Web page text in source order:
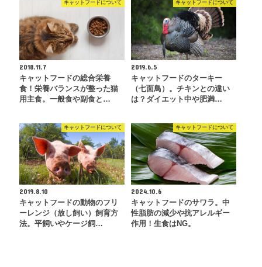
キャットフードについて
2018.11.7
キャットフードの総合栄養
食！栄養バランスが整った猫
用主食。一般食や副食と…
キャットフードについて
2019.6.5
キャットフードのターキー
（七面鳥）。チキンとの違い
は？ダイエット中や肥満…
キャットフードについて
2019.8.10
キャットフードの動物のフリ
ーレンジ（放し飼い）飼育方
法。平飼いやケージ飼…
キャットフードについて
2024.10.6
キャットフードのサワラ。中
性脂肪の減少や抗アレルギー
作用！生食はNG。